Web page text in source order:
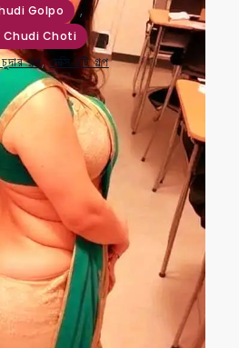
Golpo ,
Chudi Choti
গল্প,সেক্সি চটি গল্প